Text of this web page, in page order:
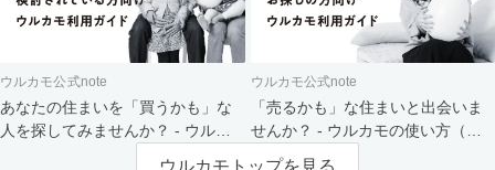
ウルカモ公式note
あなたの住まいを「買うかも」な
人を探してみませんか？ - ウルカ
ウルカモ公式note
「売るかも」な住まいと出会いま
せんか？ - ウルカモの使い方（買
主さま向け）
ウルカモトップを見る